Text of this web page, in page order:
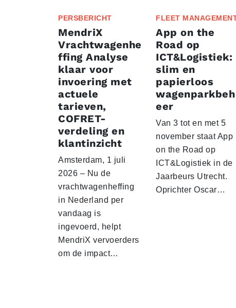
PERSBERICHT
MendriX
Vrachtwagenhe
ffing Analyse
klaar voor
invoering met
actuele
tarieven,
COFRET-
verdeling en
klantinzicht
Amsterdam, 1 juli
2026 – Nu de
vrachtwagenheffing
in Nederland per
vandaag is
ingevoerd, helpt
MendriX vervoerders
om de impact…
FLEET
App on the
Road op
ICT&Logistiek:
slim en
papierloos
wagenparkbeh
eer
Van 3 tot en met 5
november staat App
on the Road op
ICT&Logistiek in de
Jaarbeurs Utrecht.
Oprichter Oscar…